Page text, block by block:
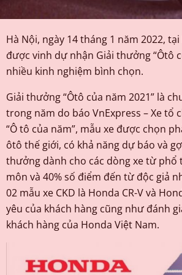
Hà Nội, ngày 14 tháng 1 năm 2022,
được vinh dự nhận Giải thưởng “Ôtô
nhiều kinh nghiệm bình chọn.
Giải thưởng “Ôtô của năm 2021” là
trong năm do báo VnExpress – Xe tổ
“Ô tô của năm”, mẫu xe được chọn
ôtô thế giới, có khả năng dự báo và
thưởng dành cho các dòng xe từ
môn và 40% số điểm đến từ độc giả
02 mẫu xe CKD là Honda CR-V và
yêu của khách hàng cũng như đánh
khách hàng của Honda Việt Nam.